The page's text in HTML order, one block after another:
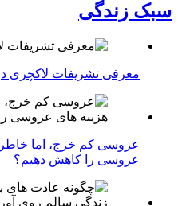
سبک زندگی
معرفی تشریفات لاکچری
عروسی کم خرج، اما
عروسی را کاهش دهیم؟